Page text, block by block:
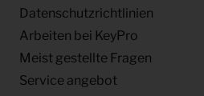
Datenschutzrichtlinien
Arbeiten bei KeyPro
Meist gestellte Fragen
Service angebot